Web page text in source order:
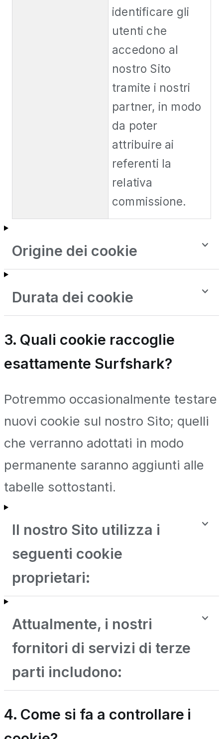
identificare gli
utenti che
accedono al
nostro Sito
tramite i nostri
partner, in modo
da poter
attribuire ai
referenti la
relativa
commissione.
Origine dei cookie
Durata dei cookie
3. Quali cookie raccoglie
esattamente Surfshark?
Potremmo occasionalmente testare
nuovi cookie sul nostro Sito; quelli
che verranno adottati in modo
permanente saranno aggiunti alle
tabelle sottostanti.
Il nostro Sito utilizza i
seguenti cookie
proprietari:
Attualmente, i nostri
fornitori di servizi di terze
parti includono:
4. Come si fa a controllare i